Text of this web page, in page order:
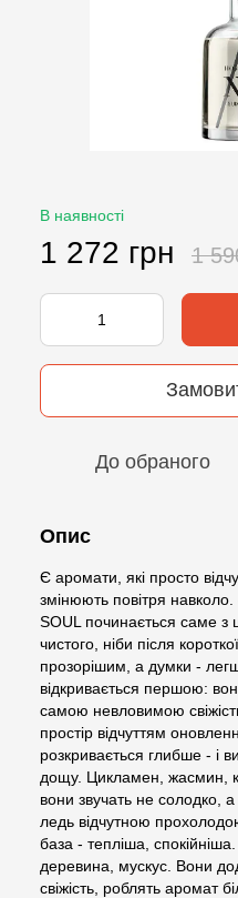
В наявності
1 272 грн 1
До обраного
Опис
Є аромати, які просто
змінюють повітря навколо.
SOUL починається саме з
чистого, ніби після
прозорішим, а думки -
відкривається першою:
самою невловимою
простір відчуттям
розкривається глибше - і
дощу. Цикламен, жасмин,
вони звучать не солодко, а
ледь відчутною
база - тепліша,
деревина, мускус. Вони
свіжість, роблять аромат